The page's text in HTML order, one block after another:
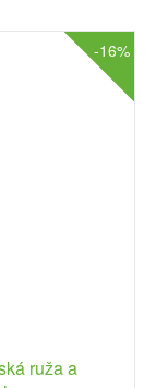
-16%
ruža a